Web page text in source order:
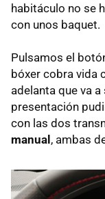
habitáculo no se
con unos baquet.
Pulsamos el
bóxer cobra vida
adelanta que va
presentación
con las dos
manual, ambas